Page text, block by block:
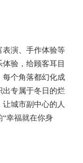
表演、手作体验等
验，给顾客耳目
每个角落都幻化成
出专属于冬日的烂
城市副中心的人
“幸福就在你身